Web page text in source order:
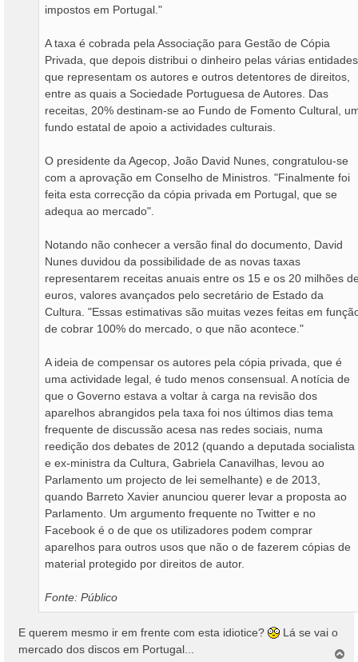
impostos em Portugal."
A taxa é cobrada pela Associação para Gestão de Cópia
Privada, que depois distribui o dinheiro pelas várias entidades
que representam os autores e outros detentores de direitos,
entre as quais a Sociedade Portuguesa de Autores. Das
receitas, 20% destinam-se ao Fundo de Fomento Cultural,
fundo estatal de apoio a actividades culturais.
O presidente da Agecop, João David Nunes, congratulou-se
com a aprovação em Conselho de Ministros. "Finalmente foi
feita esta correcção da cópia privada em Portugal, que se
adequa ao mercado".
Notando não conhecer a versão final do documento, David
Nunes duvidou da possibilidade de as novas taxas
representarem receitas anuais entre os 15 e os 20 milhões
euros, valores avançados pelo secretário de Estado da
Cultura. "Essas estimativas são muitas vezes feitas em
de cobrar 100% do mercado, o que não acontece."
A ideia de compensar os autores pela cópia privada, que é
uma actividade legal, é tudo menos consensual. A notícia de
que o Governo estava a voltar à carga na revisão dos
aparelhos abrangidos pela taxa foi nos últimos dias tema
frequente de discussão acesa nas redes sociais, numa
reedição dos debates de 2012 (quando a deputada socialista
e ex-ministra da Cultura, Gabriela Canavilhas, levou ao
Parlamento um projecto de lei semelhante) e de 2013,
quando Barreto Xavier anunciou querer levar a proposta ao
Parlamento. Um argumento frequente no Twitter e no
Facebook é o de que os utilizadores podem comprar
aparelhos para outros usos que não o de fazerem cópias de
material protegido por direitos de autor.
Fonte: Público
E querem mesmo ir em frente com esta idiotice?
Lá se vai o
mercado dos discos em Portugal...